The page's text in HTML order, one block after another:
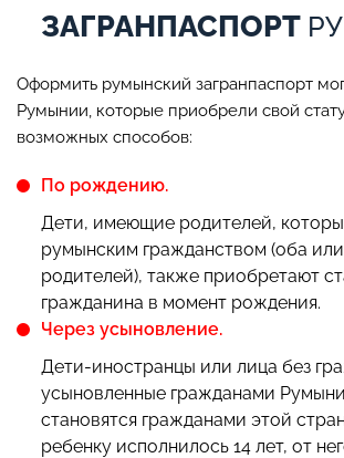
ЗАГРАНПАСПОРТ
Оформить румынский загранпаспорт
Румынии, которые приобрели свой
возможных способов:
По рождению.
Дети, имеющие родителей,
румынским гражданством (оба
родителей), также приобретают
гражданина в момент рождения.
Через усыновление.
Дети-иностранцы или лица без
усыновленные гражданами
становятся гражданами этой
ребенку исполнилось 14 лет, от